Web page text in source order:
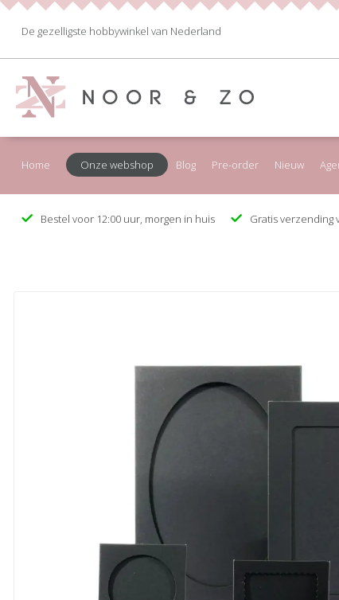
De gezelligste hobbywinkel van Nederland
Home Onze webshop Blog Pre-order Nieuw
Bestel voor 12:00 uur, morgen in huis Gratis verzending